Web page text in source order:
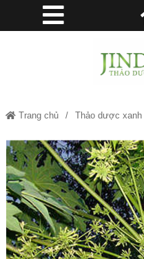
Trang chủ Thảo dược xanh
Hoa đu đủ đực - Thảo dược xanh